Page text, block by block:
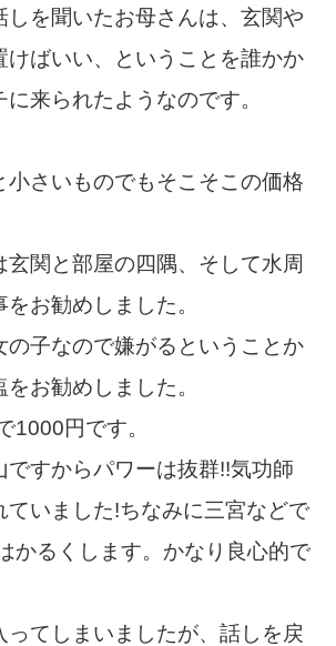
しを聞いたお母さんは、玄関や
けばいい、ということを誰かか
来られたようなのです。
小さいものでもそこそこの価格
玄関と部屋の四隅、そして水周
お勧めしました。
の子なので嫌がるということか
お勧めしました。
1000円です。
ですからパワーは抜群!!気功師
ていました!ちなみに三宮などで
かるくします。かなり良心的で
ってしまいましたが、話しを戻